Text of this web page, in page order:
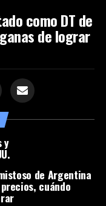
como DT de
de lograr
y
de Argentina
cuándo